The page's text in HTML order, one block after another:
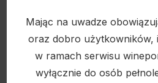
Mając na uwadze
oraz dobro użytkowników,
w ramach serwisu
wyłącznie do osób